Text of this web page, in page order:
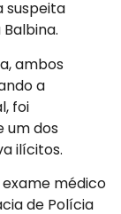
suspeita
ambos
a
foi
um dos
ilícitos.
médico
de Polícia